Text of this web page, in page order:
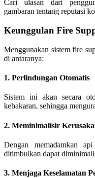
Cari ulasan dari
gambaran tentang reputasi
Keunggulan Fire
Menggunakan sistem fire
di antaranya:
1. Perlindungan Otomatis
Sistem ini akan secara
kebakaran, sehingga
2. Meminimalisir
Dengan memadamkan
ditimbulkan dapat
3. Menjaga Keselamatan